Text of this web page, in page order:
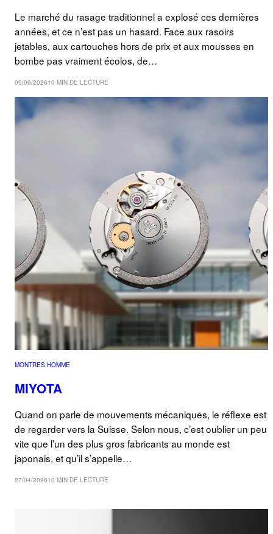
Le marché du rasage traditionnel a explosé ces dernières
années, et ce n’est pas un hasard. Face aux rasoirs
jetables, aux cartouches hors de prix et aux mousses en
bombe pas vraiment écolos, de…
09/06/202610 MIN DE LECTURE
MONTRES HOMME
MIYOTA
Quand on parle de mouvements mécaniques, le réflexe est
de regarder vers la Suisse. Selon nous, c’est oublier un peu
vite que l’un des plus gros fabricants au monde est
japonais, et qu’il s’appelle…
27/04/202610 MIN DE LECTURE